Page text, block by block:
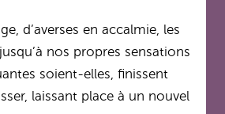
d’averses en accalmie, les
nos propres sensations
soient-elles, finissent
laissant place à un nouvel